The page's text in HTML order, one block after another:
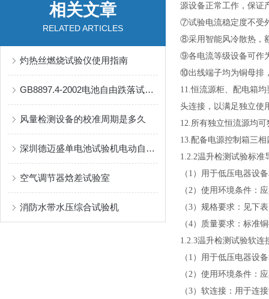
相关文章
RELATED ARTICLES
灼热丝燃烧试验仪使用指南
GB8897.4-2002电池自由跌落试验机
风量检测设备的校准周期是多久
深圳德迈盛单电池试验机电动自行车用锂离子蓄电池技术规范
空气调节器焓差试验室
消防水带水压综合试验机
源设备正常工作，保证
⑦试验电流稳定度不受
⑧采用智能风冷散热，
⑨各电流等级设备可作
⑩出线端子均为铜母排
11.恒流源柜、配电箱
头连接，以满足独立使
12.所有独立恒流源均
13.配备电源控制箱三相
1.2.2温升检测试验标准
（ 1 ）用于低压电器设
（2）使用环境条件：
（3）规格要求：见下
（4）质量要求：标准
1.2.3温升检测试验软连
（ 1 ）用于低压电器设
（2）使用环境条件：
（3）软连接：用于连